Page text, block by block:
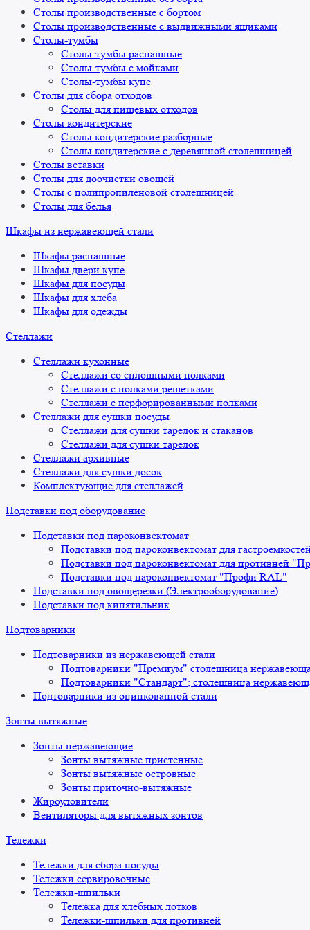
Столы производственные с бортом
Столы производственные с выдвижными ящиками
Столы-тумбы
Столы-тумбы распашные
Столы-тумбы с мойками
Столы-тумбы купе
Столы для сбора отходов
Столы для пищевых отходов
Столы кондитерские
Столы кондитерские разборные
Столы кондитерские с деревянной столешницей
Столы вставки
Столы для доочистки овощей
Столы с полипропиленовой столешницей
Столы для белья
Шкафы из нержавеющей стали
Шкафы распашные
Шкафы двери купе
Шкафы для посуды
Шкафы для хлеба
Шкафы для одежды
Стеллажи
Стеллажи кухонные
Стеллажи со сплошными полками
Стеллажи с полками решетками
Стеллажи с перфорированными полками
Стеллажи для сушки посуды
Стеллажи для сушки тарелок и стаканов
Стеллажи для сушки тарелок
Стеллажи архивные
Стеллажи для сушки досок
Комплектующие для стеллажей
Подставки под оборудование
Подставки под пароконвектомат
Подставки под пароконвектомат для
Подставки под пароконвектомат для противней
Подставки под пароконвектомат "Профи RAL"
Подставки под овощерезки (Электрооборудование)
Подставки под кипятильник
Подтоварники
Подтоварники из нержавеющей стали
Подтоварники "Премиум" столешница
Подтоварники "Стандарт"; столешница
Подтоварники из оцинкованной стали
Зонты вытяжные
Зонты нержавеющие
Зонты вытяжные пристенные
Зонты вытяжные островные
Зонты приточно-вытяжные
Жироуловители
Вентиляторы для вытяжных зонтов
Тележки
Тележки для сбора посуды
Тележки сервировочные
Тележки-шпильки
Тележка для хлебных лотков
Тележки-шпильки для противней